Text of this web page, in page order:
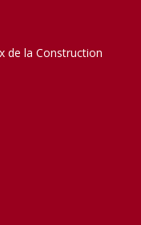
de la Construction